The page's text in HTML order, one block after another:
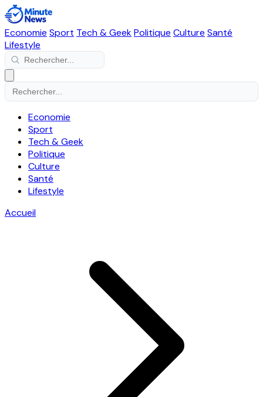
Economie Sport Tech & GeekPolitique Culture Santé
Lifestyle
Economie
Sport
Tech & Geek
Politique
Culture
Santé
Lifestyle
Accueil